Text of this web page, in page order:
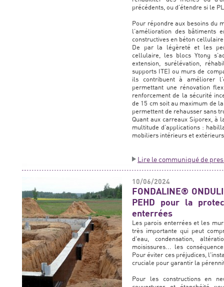
précédents, ou d’étendre si le
Pour répondre aux besoins du
l’amélioration des bâtiments
constructives en béton
De par la légèreté et les
cellulaire, les blocs Ytong
extension, surélévation,
supports ITE) ou murs de
ils contribuent à améliorer
permettant une rénovation
renforcement de la sécurité
de 15 cm soit au maximum de
permettent de rehausser sans
Quant aux carreaux Siporex, à
multitude d’applications :
mobiliers intérieurs et
Lire le communiqué de
10/06/2024
FONDALINE®
PEHD pour la
enterrées
Les parois enterrées et les
très importante qui peut
d'eau, condensation,
moisissures... les
Pour éviter ces préjudices,
cruciale pour garantir la
Pour les constructions en